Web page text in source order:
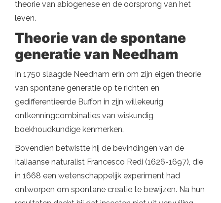
theorie van abiogenese en de oorsprong van het
leven.
Theorie van de spontane
generatie van Needham
In 1750 slaagde Needham erin om zijn eigen theorie
van spontane generatie op te richten en
gedifferentieerde Buffon in zijn willekeurig
ontkenningcombinaties van wiskundig
boekhoudkundige kenmerken.
Bovendien betwistte hij de bevindingen van de
Italiaanse naturalist Francesco Redi (1626-1697), die
in 1668 een wetenschappelijk experiment had
ontworpen om spontane creatie te bewijzen. Na hun